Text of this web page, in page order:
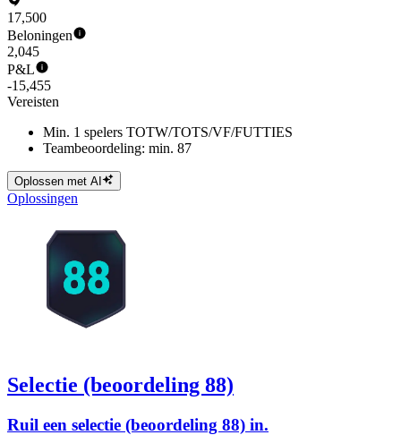
17,500
Beloningen
2,045
P&L
-15,455
Vereisten
Min. 1 spelers TOTW/TOTS/VF/FUTTIES
Teambeoordeling: min. 87
Oplossen met AI
Oplossingen
Selectie (beoordeling 88)
Ruil een selectie (beoordeling 88) in.